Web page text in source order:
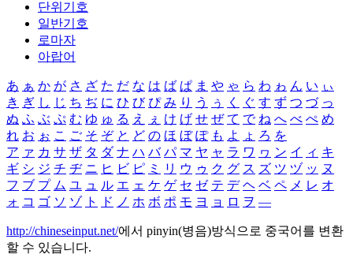
단위기호
일반기호
로마자
아랍어
あ ぁ か が さ ざ た だ な は ば ぱ ま や ゃ ら わ ゎ ん い ぃ
き ぎ し じ ち ぢ に ひ び ぴ み り う ぅ く ぐ す ず つ づ っ
ぬ ふ ぶ ぷ む ゆ ゅ る え ぇ け げ せ ぜ て で ね へ べ ぺ め
れ お ぉ こ ご そ ぞ と ど の ほ ぼ ぽ も よ ょ ろ を
ア ァ カ サ ザ タ ダ ナ ハ バ パ マ ヤ ャ ラ ワ ヮ ン イ ィ キ
ギ シ ジ チ ヂ ニ ヒ ビ ピ ミ リ ウ ゥ ク グ ス ズ ツ ヅ ッ ヌ
フ ブ プ ム ユ ュ ル エ ェ ケ ゲ セ ゼ テ デ ヘ ベ ペ メ レ オ
ォ コ ゴ ソ ゾ ト ド ノ ホ ボ ポ モ ヨ ョ ロ ヲ ―
http://chineseinput.net/에서 pinyin(병음)방식으로 중국어를 변환
할 수 있습니다.